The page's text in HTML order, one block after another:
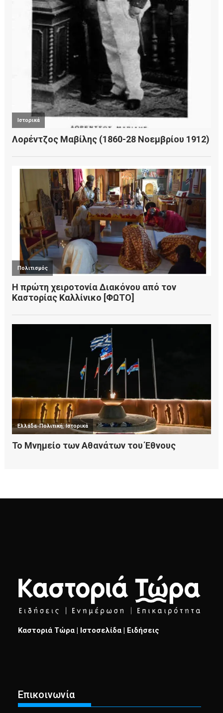
Καστοριά Τώρα | Ιστοσελίδα | Ειδήσεις
Επικοινωνία